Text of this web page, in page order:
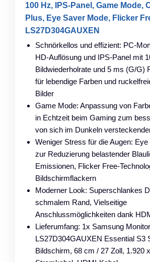
100 Hz, IPS-Panel, Game Mode,
Plus, Eye Saver Mode, Flicker
LS27D304GAUXEN
Schnörkellos und effizient: PC-
HD-Auflösung und IPS-Panel mit
Bildwiederholrate und 5 ms (G/G)
für lebendige Farben und
Bilder
Game Mode: Anpassung von
in Echtzeit beim Gaming zum
von sich im Dunkeln
Weniger Stress für die Augen:
zur Reduzierung belastender
Emissionen, Flicker Free-
Bildschirmflackern
Moderner Look: Superschlankes
schmalem Rand, Vielseitige
Anschlussmöglichkeiten dank
Lieferumfang: 1x Samsung Monitor
LS27D304GAUXEN Essential S3
Bildschirm, 68 cm / 27 Zoll, 1.920